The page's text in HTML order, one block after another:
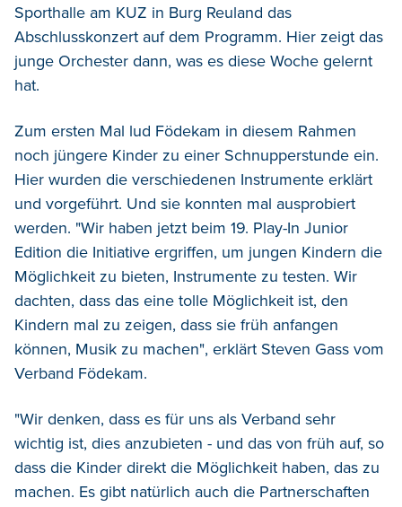
Sporthalle am KUZ in Burg Reuland das
Abschlusskonzert auf dem Programm. Hier zeigt das
junge Orchester dann, was es diese Woche gelernt
hat.
Zum ersten Mal lud Födekam in diesem Rahmen
noch jüngere Kinder zu einer Schnupperstunde ein.
Hier wurden die verschiedenen Instrumente erklärt
und vorgeführt. Und sie konnten mal ausprobiert
werden. "Wir haben jetzt beim 19. Play-In Junior
Edition die Initiative ergriffen, um jungen Kindern die
Möglichkeit zu bieten, Instrumente zu testen. Wir
dachten, dass das eine tolle Möglichkeit ist, den
Kindern mal zu zeigen, dass sie früh anfangen
können, Musik zu machen", erklärt Steven Gass vom
Verband Födekam.
"Wir denken, dass es für uns als Verband sehr
wichtig ist, dies anzubieten - und das von früh auf, so
dass die Kinder direkt die Möglichkeit haben, das zu
machen. Es gibt natürlich auch die Partnerschaften